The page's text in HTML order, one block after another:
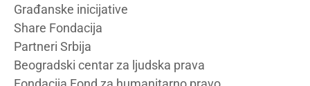
Građanske inicijative
Share Fondacija
Partneri Srbija
Beogradski centar za ljudska prava